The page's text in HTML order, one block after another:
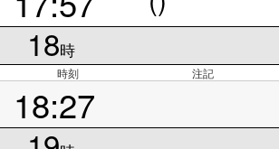
18時
時刻 注記
18:27